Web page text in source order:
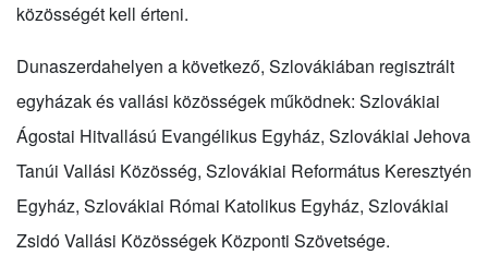
közösségét kell érteni.
Dunaszerdahelyen a következő, Szlovákiában regisztrált
egyházak és vallási közösségek működnek: Szlovákiai
Ágostai Hitvallású Evangélikus Egyház, Szlovákiai Jehova
Tanúi Vallási Közösség, Szlovákiai Református Keresztyén
Egyház, Szlovákiai Római Katolikus Egyház, Szlovákiai
Zsidó Vallási Közösségek Központi Szövetsége.